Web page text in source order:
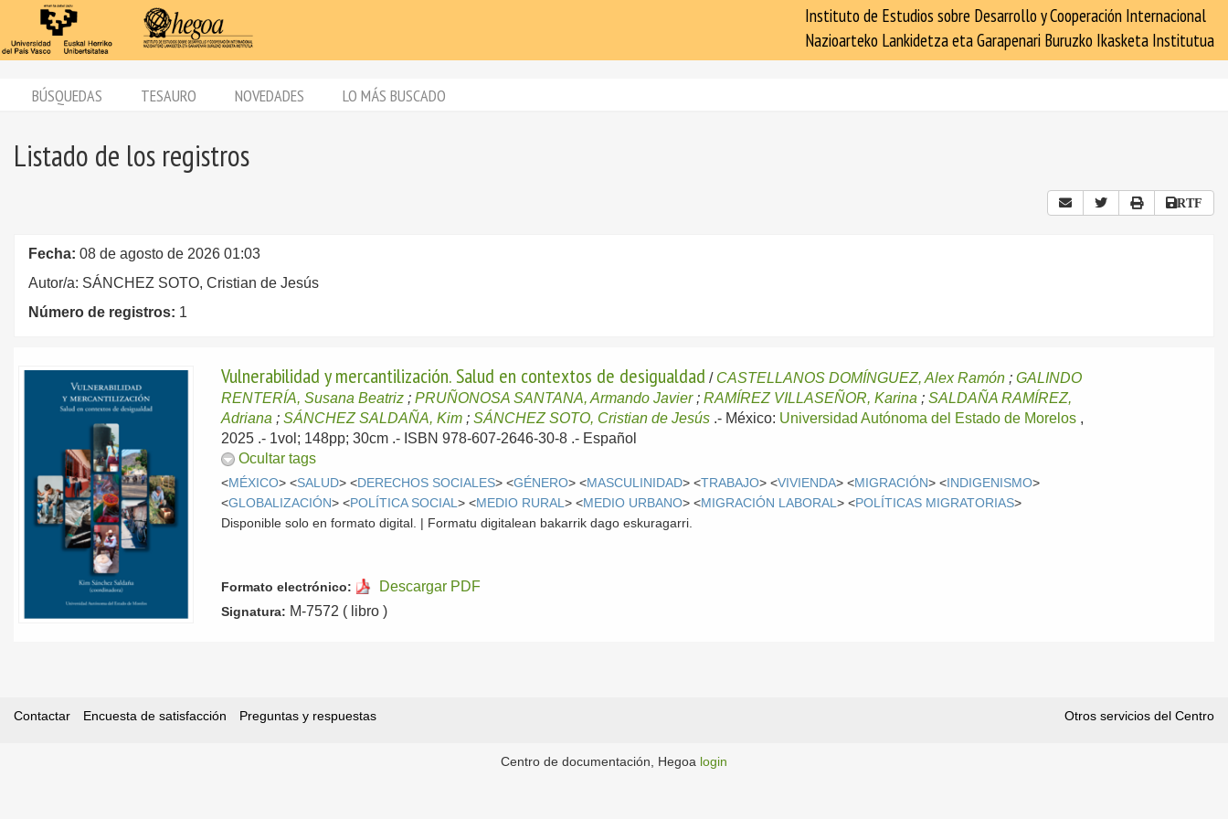
Instituto de Estudios sobre Desarrollo y Cooperación Internacional
Nazioarteko Lankidetza eta Garapenari Buruzko Ikasketa Institutua
BÚSQUEDAS TESAURO NOVEDADES LO MÁS BUSCADO
Listado de los registros
RTF
Fecha: 08 de agosto de 2026 01:03
Autor/a: SÁNCHEZ SOTO, Cristian de Jesús
Número de registros: 1
Vulnerabilidad y mercantilización. Salud en contextos de desigualdad / CASTELLANOS DOMÍNGUEZ, Alex Ramón ;GALINDO
RENTERÍA, Susana Beatriz ;PRUÑONOSA SANTANA, Armando Javier;RAMÍREZ VILLASEÑOR, Karina ;SALDAÑA RAMÍREZ,
Adriana ;SÁNCHEZ SALDAÑA, Kim ;SÁNCHEZ SOTO, Cristian de Jesús .- México: Universidad Autónoma del Estado de Morelos ,
2025 .- 1vol; 148pp; 30cm .- ISBN 978-607-2646-30-8 .- Español
Ocultar tags
<MÉXICO> <SALUD> <DERECHOS SOCIALES> <GÉNERO> <MASCULINIDAD> <TRABAJO> <VIVIENDA> <MIGRACIÓN> <INDIGENISMO>
<GLOBALIZACIÓN> <POLÍTICA SOCIAL> <MEDIO RURAL> <MEDIO URBANO> <MIGRACIÓN LABORAL> <POLÍTICAS MIGRATORIAS>
Disponible solo en formato digital. | Formatu digitalean bakarrik dago eskuragarri.
Formato electrónico: Descargar PDF
Signatura: M-7572 ( libro )
Contactar Encuesta de satisfacción Preguntas y respuestas Otros servicios del Centro
Centro de documentación, Hegoa login